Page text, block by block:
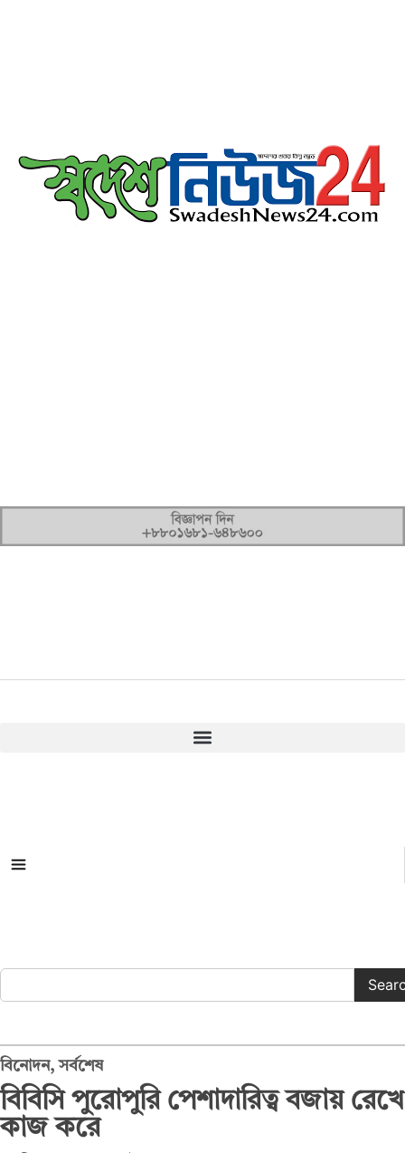
সকল ক্যাটাগরি
বিনোদন,সর্বশেষ
বিবিসি পুরোপুরি পেশাদারিত্ব বজায় রেখে
কাজ করে